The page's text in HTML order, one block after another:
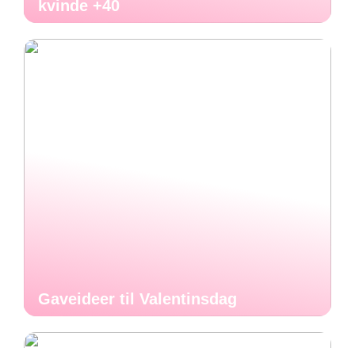
kvinde +40
Gaveideer til Valentinsdag